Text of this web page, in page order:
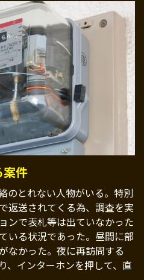
案件
のとれない人物がいる。特別
返送されてくる為、調査を実
ンで表札等は出ていなかった
いる状況であった。昼間に部
なかった。夜に再訪問する
、インターホンを押して、直